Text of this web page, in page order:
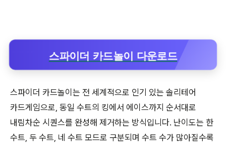
스파이더 카드놀이 다운로드
스파이더 카드놀이는 전 세계적으로 인기 있는 솔리테어
카드게임으로, 동일 수트의 킹에서 에이스까지 순서대로
내림차순 시퀀스를 완성해 제거하는 방식입니다. 난이도는 한
수트, 두 수트, 네 수트 모드로 구분되며 수트 수가 많아질수록